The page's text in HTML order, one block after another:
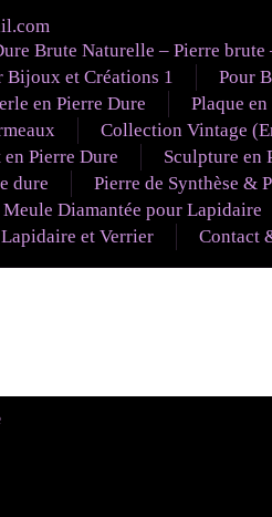
Brute Naturelle – Pierre
Bijoux et Créations 1 Pour
en Pierre Dure Plaque
Collection Vintage
en Pierre Dure Sculpture en
dure
Pierre de Synthèse &
Meule Diamantée pour Lapidaire
et Verrier
Contact